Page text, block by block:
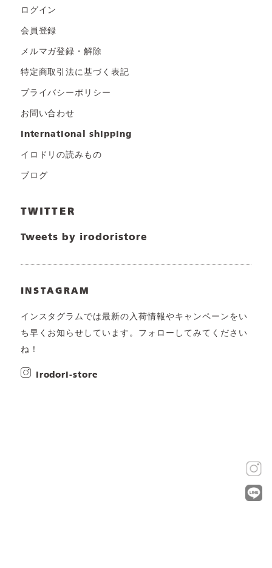
ログイン
会員登録
メルマガ登録・解除
特定商取引法に基づく表記
プライバシーポリシー
お問い合わせ
international shipping
イロドリの読みもの
ブログ
TWITTER
Tweets by irodoristore
INSTAGRAM
インスタグラムでは最新の入荷情報やキャンペーンをい
ち早くお知らせしています。フォローしてみてください
ね！
irodori-store